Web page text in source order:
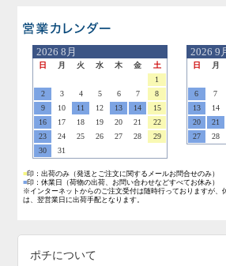
2026 8月
日 月 火 水 木 金
土
1
2
3 4 5 6 7
8
9
10 11 12 13 14
15
16
17 18 19 20 21
22
23
24 25 26 27 28
29
30
31
2026 9
日 月
6
7
13
14
20
21
27
28
■印：出荷のみ （発送とご注文に関するメールお問合せのみ）
■印：休業日
（荷物の出荷、お問い合わせなどすべてお休み）
※インターネットからのご注文受付は随時行っておりますが、
は、翌営業日に出荷手配となります。
ポチについて